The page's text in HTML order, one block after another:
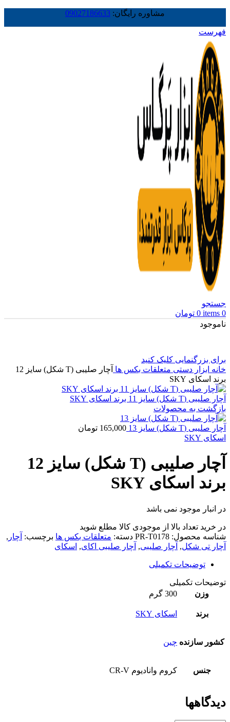
مشاوره رایگان: 09027186633
فهرست
جستجو
0
items
0 تومان
ناموجود
برای بزرگنمایی کلیک کنید
خانه ابزار دستی متعلقات بکس ها
آچار صلیبی (T شکل) سایز 12
برند اسکای SKY
آچار صلیبی (T شکل) سایز 11 برند اسکای SKY
بازگشت به محصولات
آچار صلیبی (T شکل) سایز 13 165,000 تومان
اسکای SKY
آچار صلیبی (T شکل) سایز 12
برند اسکای SKY
در انبار موجود نمی باشد
در خرید تعداد بالا از موجودی کالا مطلع شوید
شناسه محصول: PR-T0178 دسته: متعلقات بکس ها برچسب: آچار ,
آچار تی شکل, آچار صلیبی, آچار صلیبی اکای, اسکای
توضیحات تکمیلی
توضیحات تکمیلی
وزن
300 گرم
برند اسکای SKY
کشور سازنده چین
جنس کروم وانادیوم CR-V
دیدگاهها